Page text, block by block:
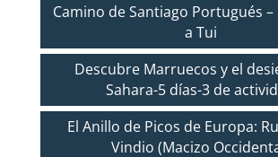
Camino de Santiago Portugués
a Tui
Descubre Marruecos y el
Sahara-5 días-3 de
El Anillo de Picos de Europa:
Vindio (Macizo